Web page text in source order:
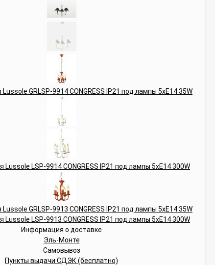
Информация о доставке
Эль-Монте
Самовывоз
Пункты выдачи СДЭК (бесплатно)